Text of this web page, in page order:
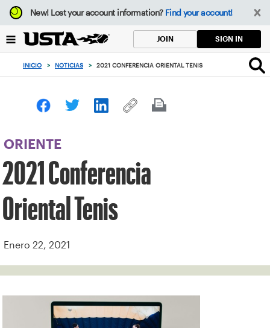
Enfoque
desde
botón
volver
principio
New!Lost your account information? Find your account!
JOIN SIGN IN
INICIO > NOTICIAS > 2021 CONFERENCIA ORIENTAL TENIS
ORIENTE
2021 Conferencia
Oriental Tenis
Enero 22, 2021